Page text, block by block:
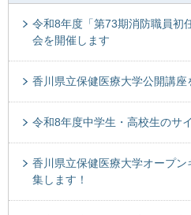
令和8年度「第73期消防職員初
会を開催します
香川県立保健医療大学公開講座
令和8年度中学生・高校生のサ
香川県立保健医療大学オープ
集します！